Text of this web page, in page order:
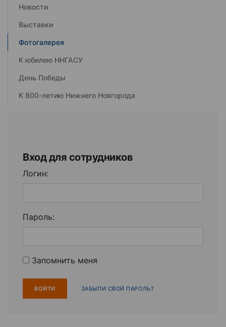
Новости
Выставки
Фотогалерея
К юбилею ННГАСУ
День Победы
К 800-летию Нижнего Новгорода
Вход для сотрудников
Логин:
Пароль:
Запомнить меня
ЗАБЫЛИ СВОЙ ПАРОЛЬ?